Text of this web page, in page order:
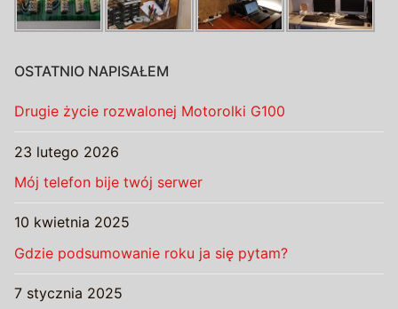
OSTATNIO NAPISAŁEM
Drugie życie rozwalonej Motorolki G100
23 lutego 2026
Mój telefon bije twój serwer
10 kwietnia 2025
Gdzie podsumowanie roku ja się pytam?
7 stycznia 2025